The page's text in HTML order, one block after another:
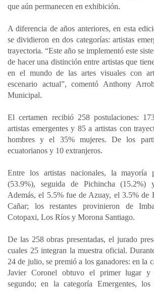
p
k
n
i
que aún permanecen en exhibición.
A diferencia de años anteriores, en esta
se dividieron en dos categorías: artistas
trayectoria. “Este año se implementó este
de hacer una distinción entre artistas que
en el mundo de las artes visuales con
escenario actual”, comentó Anthony
Municipal.
El certamen recibió 258 postulaciones:
artistas emergentes y 85 a artistas con
hombres y el 35% mujeres. De los
ecuatorianos y 10 extranjeros.
Entre los artistas nacionales, la mayoría
(53.9%), seguida de Pichincha (15.2%)
Además, el 5.5% fue de Azuay, el 3.5%
Cañar; los restantes provinieron de
Cotopaxi, Los Ríos y Morona Santiago.
De las 258 obras presentadas, el jurado
cuales 25 integran la muestra oficial.
24 de julio, se premió a los ganadores: en la
Javier Coronel obtuvo el primer lugar y
segundo; en la categoría Emergentes, los